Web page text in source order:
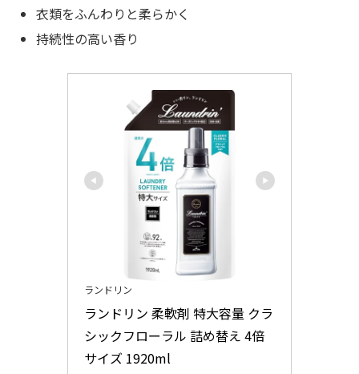
衣類をふんわりと柔らかく
持続性の高い香り
ランドリン
ランドリン 柔軟剤 特大容量 クラ
シックフローラル 詰め替え 4倍
サイズ 1920ml